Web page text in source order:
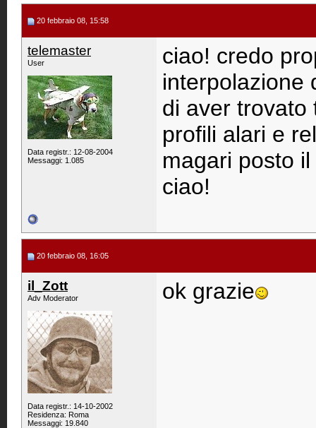
20 febbraio 08, 15:58
telemaster
User
Data registr.: 12-08-2004
Messaggi: 1.085
ciao! credo
interpolazione
di aver trovato
profili alari e
magari posto
ciao!
20 febbraio 08, 16:05
il_Zott
Adv Moderator
Data registr.: 14-10-2002
Residenza: Roma
Messaggi: 19.840
ok grazie